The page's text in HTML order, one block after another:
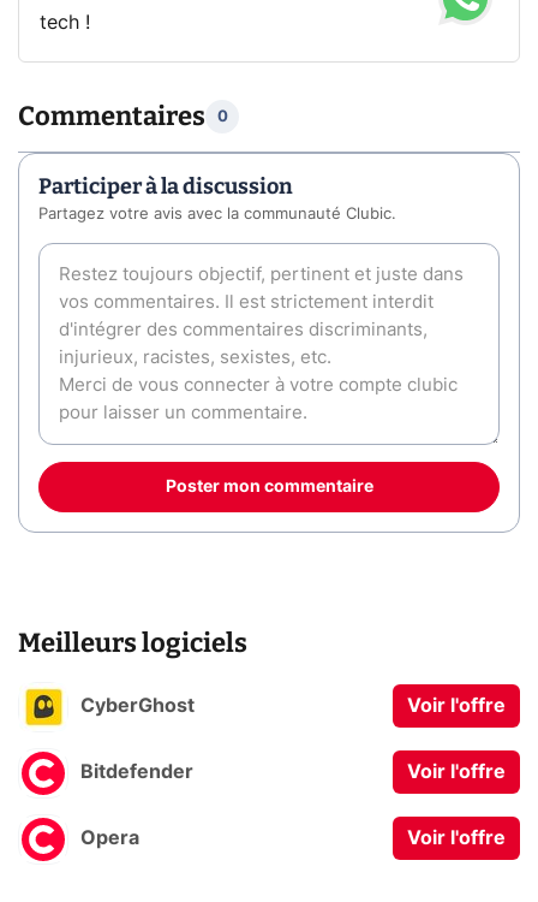
tech !
Commentaires 0
Participer à la discussion
Partagez votre avis avec la communauté Clubic.
Poster mon commentaire
Meilleurs logiciels
CyberGhost Voir l'offre
Bitdefender Voir l'offre
Opera Voir l'offre